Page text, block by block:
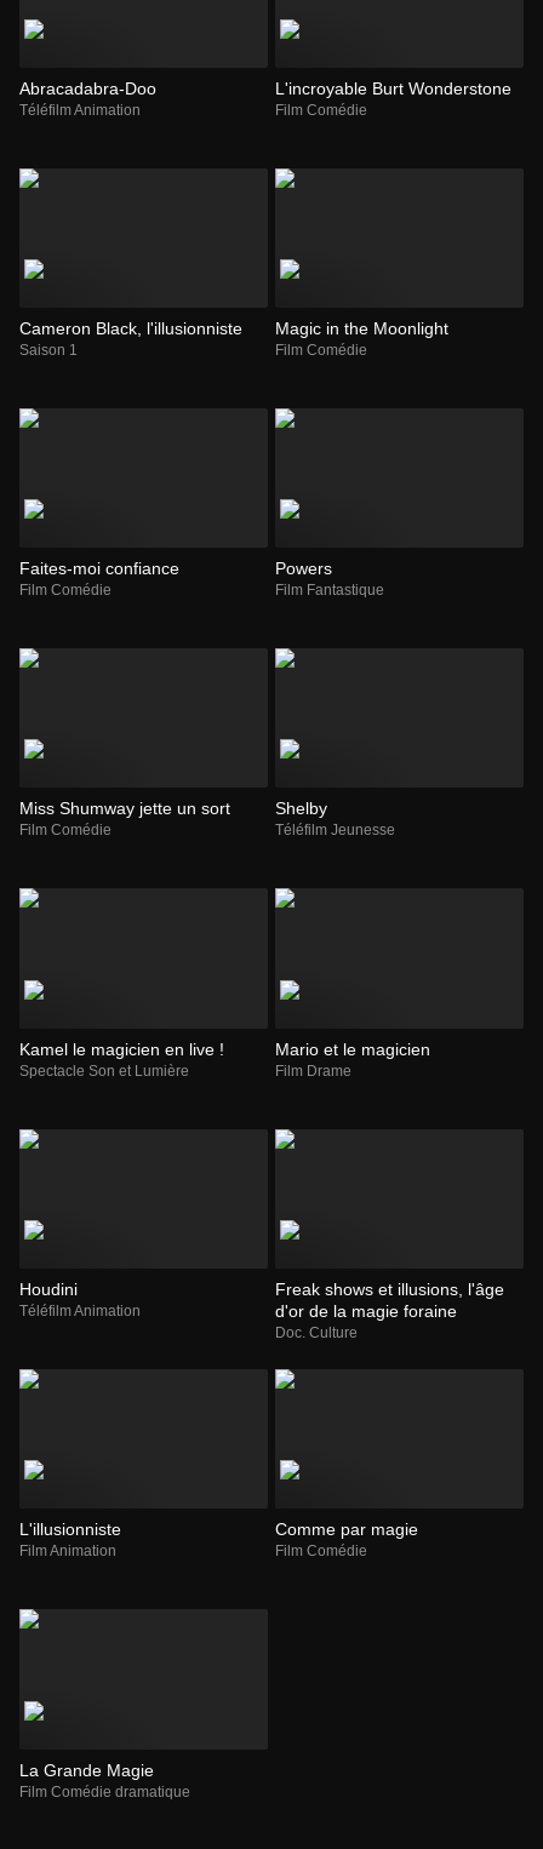
Abracadabra-Doo
Téléfilm Animation
L'incroyable Burt Wonderstone
Film Comédie
Cameron Black, l'illusionniste
Saison 1
Magic in the Moonlight
Film Comédie
Faites-moi confiance
Film Comédie
Powers
Film Fantastique
Miss Shumway jette un sort
Film Comédie
Shelby
Téléfilm Jeunesse
Kamel le magicien en live !
Spectacle Son et Lumière
Mario et le magicien
Film Drame
Houdini
Téléfilm Animation
Freak shows et illusions, l'âge
d'or de la magie foraine
Doc. Culture
L'illusionniste
Film Animation
Comme par magie
Film Comédie
La Grande Magie
Film Comédie dramatique